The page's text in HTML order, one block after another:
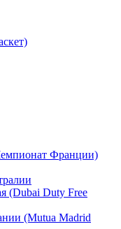
Франции)
(Dubai Duty Free
(Mutua Madrid